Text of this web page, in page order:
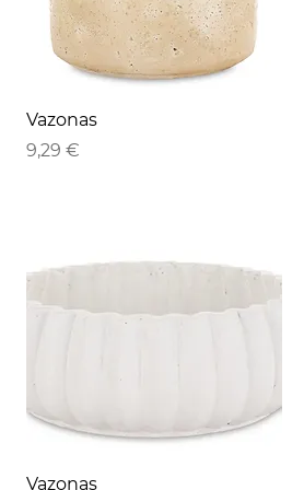
Vazonas
Kaina
9,29 €
Vazonas